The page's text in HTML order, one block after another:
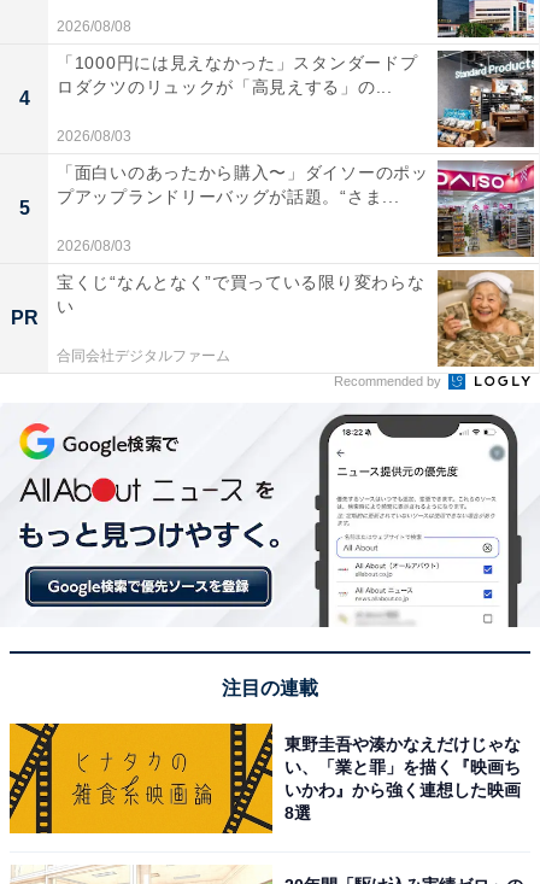
2026/08/08
4
「1000円には見えなかった」スタンダードプ
ロダクツのリュックが「高見えする」の...
2026/08/03
5
「面白いのあったから購入〜」ダイソーのポッ
プアップランドリーバッグが話題。“さま...
2026/08/03
PR
宝くじ“なんとなく”で買っている限り変わらな
い
合同会社デジタルファーム
Recommended by
注目の連載
東野圭吾や湊かなえだけじゃな
い、「業と罪」を描く『映画ち
いかわ』から強く連想した映画
8選